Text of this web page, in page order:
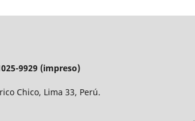
9929 (impreso)
Chico, Lima 33, Perú.